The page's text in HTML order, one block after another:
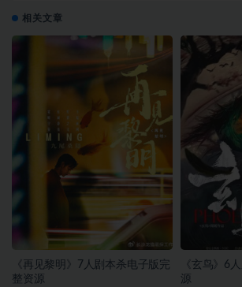
相关文章
《再见黎明》7人剧本杀电子版完
整资源
《玄鸟》6
源